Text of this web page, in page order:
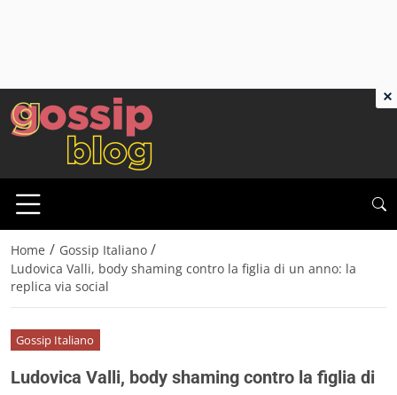
Home / Gossip Italiano /
Ludovica Valli, body shaming contro la figlia di un anno: la
replica via social
Gossip Italiano
Ludovica Valli, body shaming contro la figlia di
×